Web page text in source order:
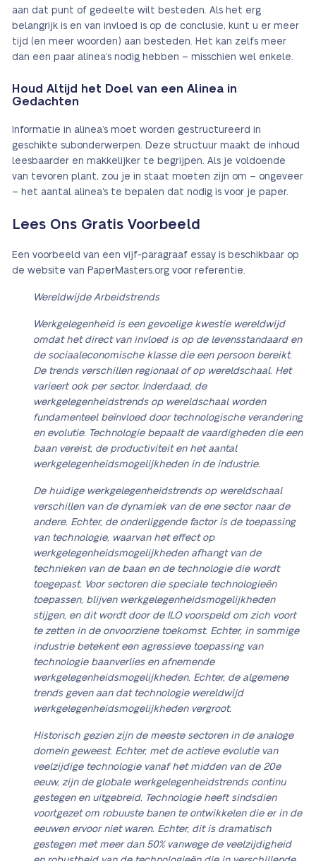
aan dat punt of gedeelte wilt besteden. Als het erg
belangrijk is en van invloed is op de conclusie, kunt u er meer
tijd (en meer woorden) aan besteden. Het kan zelfs meer
dan een paar alinea’s nodig hebben – misschien wel enkele.
Houd Altijd het Doel van een Alinea in
Gedachten
Informatie in alinea’s moet worden gestructureerd in
geschikte subonderwerpen. Deze structuur maakt de inhoud
leesbaarder en makkelijker te begrijpen. Als je voldoende
van tevoren plant, zou je in staat moeten zijn om – ongeveer
– het aantal alinea’s te bepalen dat nodig is voor je paper.
Lees Ons Gratis Voorbeeld
Een voorbeeld van een vijf-paragraaf essay is beschikbaar op
de website van PaperMasters.org voor referentie.
Wereldwijde Arbeidstrends
Werkgelegenheid is een gevoelige kwestie wereldwijd
omdat het direct van invloed is op de levensstandaard en
de sociaaleconomische klasse die een persoon bereikt.
De trends verschillen regionaal of op wereldschaal. Het
varieert ook per sector. Inderdaad, de
werkgelegenheidstrends op wereldschaal worden
fundamenteel beïnvloed door technologische verandering
en evolutie. Technologie bepaalt de vaardigheden die een
baan vereist, de productiviteit en het aantal
werkgelegenheidsmogelijkheden in de industrie.
De huidige werkgelegenheidstrends op wereldschaal
verschillen van de dynamiek van de ene sector naar de
andere. Echter, de onderliggende factor is de toepassing
van technologie, waarvan het effect op
werkgelegenheidsmogelijkheden afhangt van de
technieken van de baan en de technologie die wordt
toegepast. Voor sectoren die speciale technologieën
toepassen, blijven werkgelegenheidsmogelijkheden
stijgen, en dit wordt door de ILO voorspeld om zich voort
te zetten in de onvoorziene toekomst. Echter, in sommige
industrie betekent een agressieve toepassing van
technologie baanverlies en afnemende
werkgelegenheidsmogelijkheden. Echter, de algemene
trends geven aan dat technologie wereldwijd
werkgelegenheidsmogelijkheden vergroot.
Historisch gezien zijn de meeste sectoren in de analoge
domein geweest. Echter, met de actieve evolutie van
veelzijdige technologie vanaf het midden van de 20e
eeuw, zijn de globale werkgelegenheidstrends continu
gestegen en uitgebreid. Technologie heeft sindsdien
voortgezet om robuuste banen te ontwikkelen die er in de
eeuwen ervoor niet waren. Echter, dit is dramatisch
gestegen met meer dan 50% vanwege de veelzijdigheid